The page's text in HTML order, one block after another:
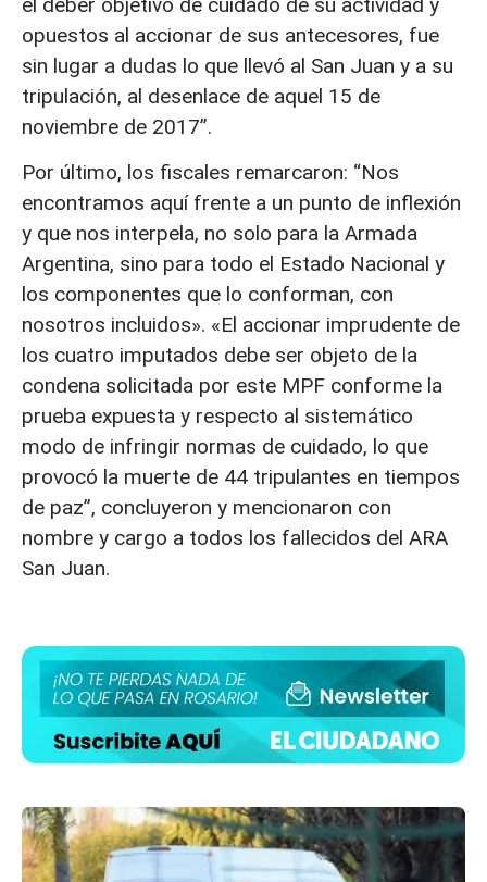
opuestos al accionar de sus antecesores, fue
sin lugar a dudas lo que llevó al San Juan y a su
tripulación, al desenlace de aquel 15 de
noviembre de 2017”.
Por último, los fiscales remarcaron: “Nos
encontramos aquí frente a un punto de inflexión
y que nos interpela, no solo para la Armada
Argentina, sino para todo el Estado Nacional y
los componentes que lo conforman, con
nosotros incluidos». «El accionar imprudente de
los cuatro imputados debe ser objeto de la
condena solicitada por este MPF conforme la
prueba expuesta y respecto al sistemático
modo de infringir normas de cuidado, lo que
provocó la muerte de 44 tripulantes en tiempos
de paz”, concluyeron y mencionaron con
nombre y cargo a todos los fallecidos del ARA
San Juan.